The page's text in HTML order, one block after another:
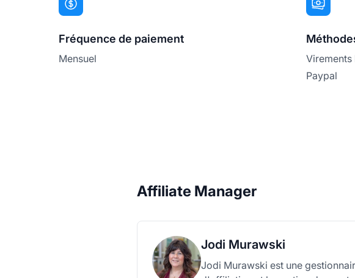
Fréquence de paiement
Mensuel
Paypal
Affiliate Manager
Jodi Murawski
Jodi Murawski est une